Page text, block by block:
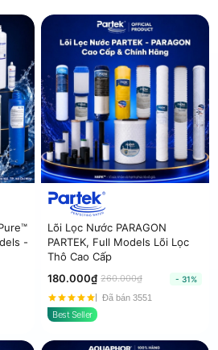
-
Lõi Lọc Nước PARAGON
PARTEK, Full Models Lõi Lọc
Thô Cao Cấp
180.000₫ 260.000₫
- 31%
Đã bán 3551
Best Seller